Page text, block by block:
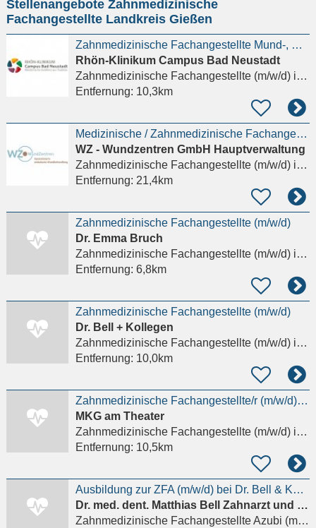
eingeben
Stellenangebote Zahnmedizinische
Fachangestellte Landkreis Gießen
Zahnmedizinische Fachangestellte Mund-, Kiefer- und Gesichtschirurgie (m/w/d) Gießen
Rhön-Klinikum Campus Bad Neustadt
Zahnmedizinische Fachangestellte (m/w/d)in Gießen
Entfernung: 10,3km
Medizinische / Zahnmedizinische Fachangestellte (MFA, ZFA) als Praxisassistenz (m/w/d)
WZ - Wundzentren GmbH Hauptverwaltung
Zahnmedizinische Fachangestellte (m/w/d)in Wetzlar
Entfernung: 21,4km
Zahnmedizinische Fachangestellte (m/w/d)
Dr. Emma Bruch
Zahnmedizinische Fachangestellte (m/w/d)in Pohlheim, Watzenborn-Steinberg
Entfernung: 6,8km
Zahnmedizinische Fachangestellte (m/w/d)
Dr. Bell + Kollegen
Zahnmedizinische Fachangestellte (m/w/d)in Gießen
Entfernung: 10,0km
Zahnmedizinische Fachangestellte/r (m/w/d) in Teilzeit oder Vollzeit
MKG am Theater
Zahnmedizinische Fachangestellte (m/w/d)in Gießen
Entfernung: 10,5km
Ausbildung zur ZFA (m/w/d) bei Dr. Bell & Kollegen in Gießen – Start August 2026
Dr. med. dent. Matthias Bell Zahnarzt und Fachzahnarzt für Oralchirurgie
Zahnmedizinische Fachangestellte Azubi (m/w/d)